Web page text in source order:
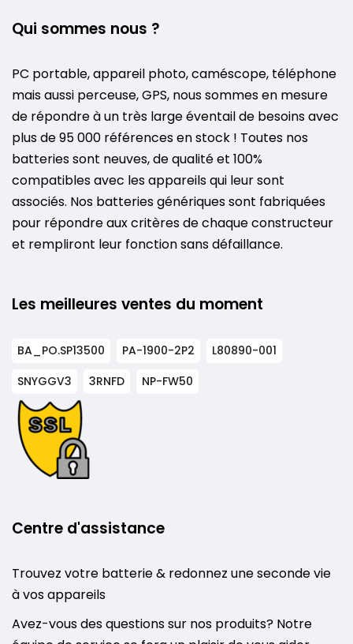
Qui sommes nous ?
PC portable, appareil photo, caméscope, téléphone
mais aussi perceuse, GPS, nous sommes en mesure
de répondre à un très large éventail de besoins avec
plus de 95 000 références en stock ! Toutes nos
batteries sont neuves, de qualité et 100%
compatibles avec les appareils qui leur sont
associés. Nos batteries génériques sont fabriquées
pour répondre aux critères de chaque constructeur
et rempliront leur fonction sans défaillance.
Les meilleures ventes du moment
BA_PO.SP13500 PA-1900-2P2
L80890-001
SNYGGV3
3RNFD NP-FW50
Centre d'assistance
Trouvez votre batterie & redonnez une seconde vie
à vos appareils
Avez-vous des questions sur nos produits? Notre